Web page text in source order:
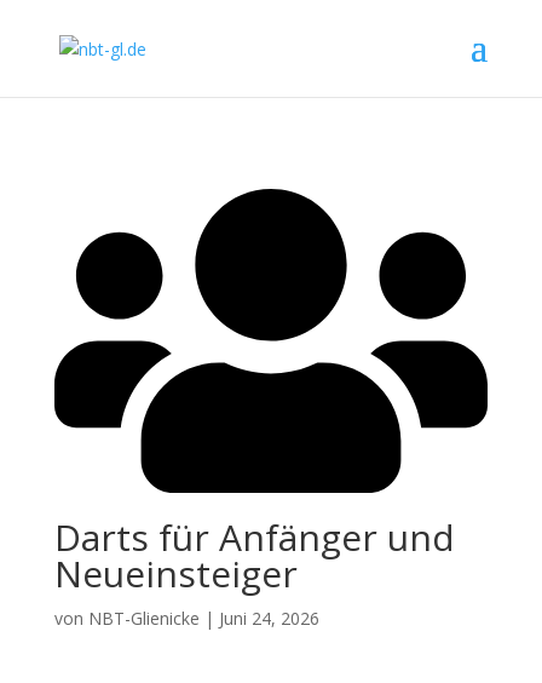
Darts für Anfänger und
Neueinsteiger
von NBT-Glienicke | Juni 24, 2026